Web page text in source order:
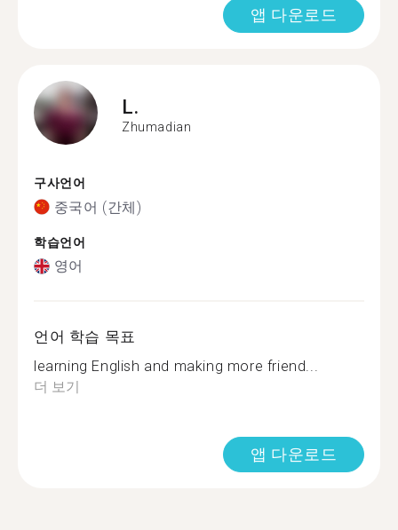
앱 다운로드
L.
Zhumadian
구사언어
중국어 (간체)
학습언어
영어
언어 학습 목표
learning English and making more friend...
더 보기
앱 다운로드